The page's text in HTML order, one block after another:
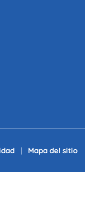
| Mapa del sitio